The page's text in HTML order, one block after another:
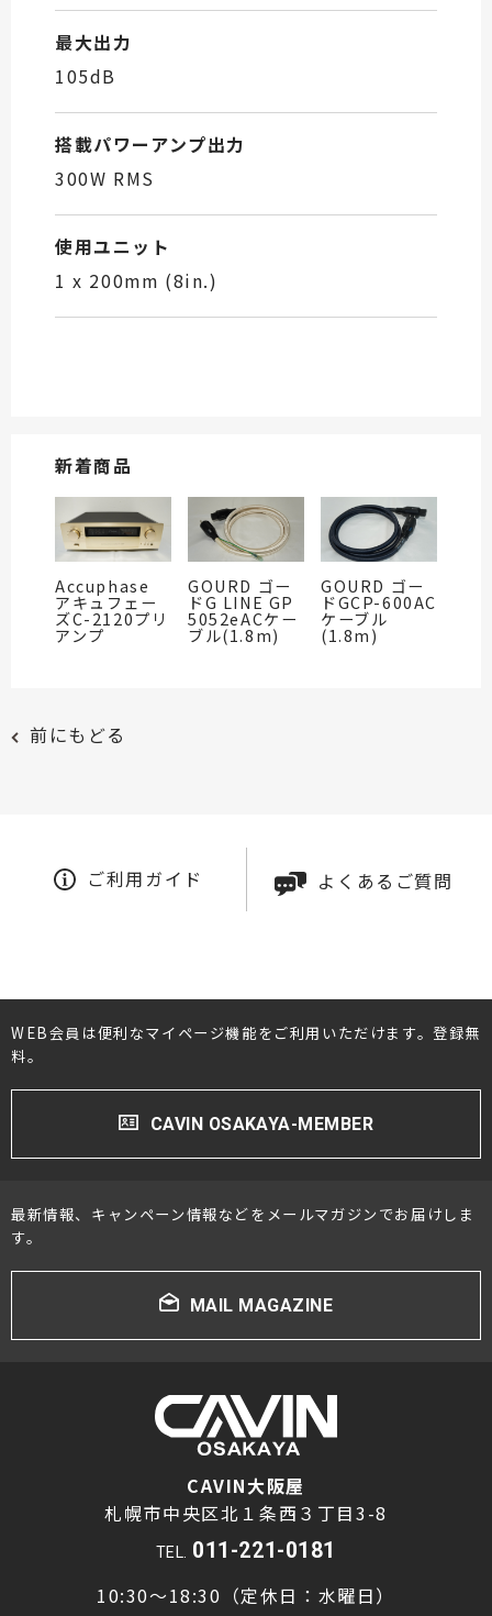
最大出力
105dB
搭載パワーアンプ出力
300W RMS
使用ユニット
1 x 200mm (8in.)
新着商品
Accuphase
アキュフェー
ズC-2120プリ
アンプ
GOURD ゴー
ドG LINE GP
5052eACケー
ブル(1.8m)
GOURD ゴー
ドGCP-600AC
ケーブル
(1.8m)
前にもどる
ご利用ガイド よくあるご質問
WEB会員は便利なマイページ機能をご利用いただけます。登録無
料。
CAVIN OSAKAYA-MEMBER
最新情報、キャンペーン情報などをメールマガジンでお届けしま
す。
MAIL MAGAZINE
CAVIN大阪屋
札幌市中央区北１条西３丁目3-8
TEL. 011-221-0181
10:30～18:30（定休日：水曜日）